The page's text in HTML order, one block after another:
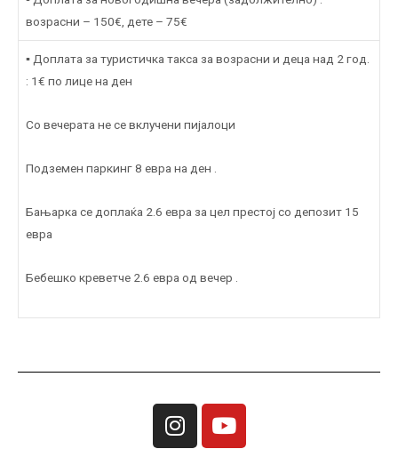
возрасни – 150€, дете – 75€
▪ Доплата за туристичка такса за возрасни и деца над 2 год.
: 1€ по лице на ден
Со вечерата не се вклучени пијалоци
Подземен паркинг 8 евра на ден .
Бањарка се доплаќа 2.6 евра за цел престој со депозит 15
евра
Бебешко креветче 2.6 евра од вечер .